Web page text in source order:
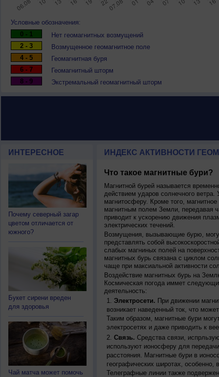
Условные обозначения:
0 - 1
Нет геомагнитных возмущений
2 - 3
Возмущенное геомагнитное поле
4 - 5
Геомагнитная буря
6 - 7
Геомагнитный шторм
8 - 9
Экстремальный геомагнитный шторм
ИНТЕРЕСНОЕ
Почему северный загар
цветом отличается от
южного?
Букет сирени вреден
для здоровья
Чай матча может помочь
ИНДЕКС АКТИВНОСТИ
Что такое магнитные бури?
Магнитной бурей называется
действием ударов солнечного ветра.
магнитосферу. Кроме того,
магнитным полем Земли, передавая
приводит к ускорению движения
электрических течений.
Возмущения, вызывающие бурю,
представлять собой
слабых магниных полей на
магнитных бурь связана с циклом
чаще при максиальной активности
Воздействие магнитных бурь на
Космическая погода иммет
деятельность:
Электросети. При движении
возникает наведенный ток, что
Таким образом, магнитные бури
электросетях и даже приводить к
Связь. Средства связи,
используют ионосферу для
расстояния. Магнитные бури в
географических широтах,
Телеграфные линии также